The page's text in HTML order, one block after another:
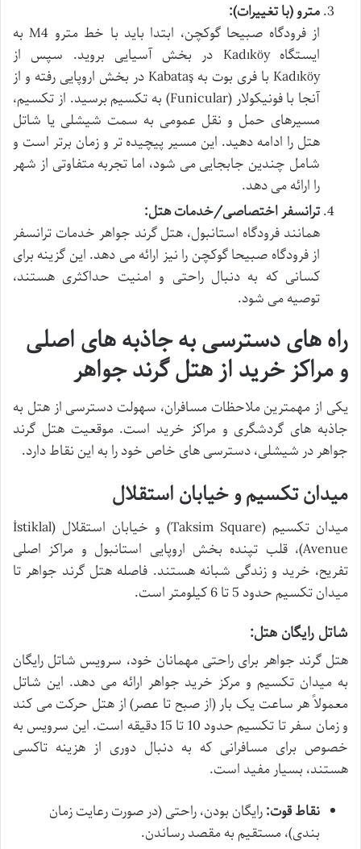
مترو (با تغییرات):
از فرودگاه صبیحا گوکچن، ابتدا باید با خط مترو M4 به
ایستگاه Kadıköy در بخش آسیایی بروید. سپس از
Kadıköy با فری بوت به Kabataş در بخش اروپایی رفته و از
آنجا با فونیکولار (Funicular) به تکسیم برسید. از تکسیم،
مسیرهای حمل و نقل عمومی به سمت شیشلی یا شاتل
هتل را ادامه دهید. این مسیر پیچیده تر و زمان برتر است و
شامل چندین جابجایی می شود، اما تجربه متفاوتی از شهر
را ارائه می دهد.
ترانسفر اختصاصی/خدمات هتل:
همانند فرودگاه استانبول، هتل گرند جواهر خدمات ترانسفر
از فرودگاه صبیحا گوکچن را نیز ارائه می دهد. این گزینه برای
کسانی که به دنبال راحتی و امنیت حداکثری هستند،
توصیه می شود.
راه های دسترسی به جاذبه های اصلی
و مراکز خرید از هتل گرند جواهر
یکی از مهمترین ملاحظات مسافران، سهولت دسترسی از هتل به
جاذبه های گردشگری و مراکز خرید است. موقعیت هتل گرند
جواهر در شیشلی، دسترسی های خاص خود را به این نقاط دارد.
میدان تکسیم و خیابان استقلال
میدان تکسیم (Taksim Square) و خیابان استقلال (İstiklal
Avenue)، قلب تپنده بخش اروپایی استانبول و مراکز اصلی
تفریح، خرید و زندگی شبانه هستند. فاصله هتل گرند جواهر تا
میدان تکسیم حدود 5 تا 6 کیلومتر است.
شاتل رایگان هتل:
هتل گرند جواهر برای راحتی مهمانان خود، سرویس شاتل رایگان
به میدان تکسیم و مرکز خرید جواهر ارائه می دهد. این شاتل
معمولاً هر ساعت یک بار (از صبح تا عصر) از هتل حرکت می کند
و زمان سفر تا تکسیم حدود 10 تا 15 دقیقه است. این سرویس به
خصوص برای مسافرانی که به دنبال دوری از هزینه تاکسی
هستند، بسیار مفید است.
نقاط قوت:رایگان بودن، راحتی (در صورت رعایت زمان
بندی)، مستقیم به مقصد رساندن.